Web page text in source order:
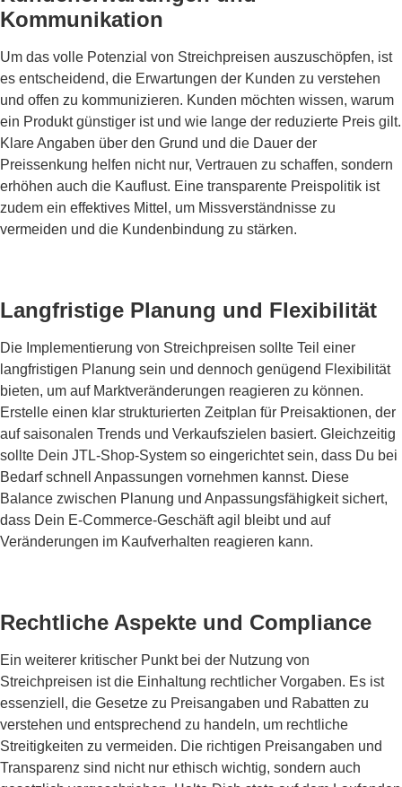
Kommunikation
Um das volle Potenzial von Streichpreisen auszuschöpfen, ist
es entscheidend, die Erwartungen der Kunden zu verstehen
und offen zu kommunizieren. Kunden möchten wissen, warum
ein Produkt günstiger ist und wie lange der reduzierte Preis gilt.
Klare Angaben über den Grund und die Dauer der
Preissenkung helfen nicht nur, Vertrauen zu schaffen, sondern
erhöhen auch die Kauflust. Eine transparente Preispolitik ist
zudem ein effektives Mittel, um Missverständnisse zu
vermeiden und die Kundenbindung zu stärken.
Langfristige Planung und Flexibilität
Die Implementierung von Streichpreisen sollte Teil einer
langfristigen Planung sein und dennoch genügend Flexibilität
bieten, um auf Marktveränderungen reagieren zu können.
Erstelle einen klar strukturierten Zeitplan für Preisaktionen, der
auf saisonalen Trends und Verkaufszielen basiert. Gleichzeitig
sollte Dein JTL-Shop-System so eingerichtet sein, dass Du bei
Bedarf schnell Anpassungen vornehmen kannst. Diese
Balance zwischen Planung und Anpassungsfähigkeit sichert,
dass Dein E-Commerce-Geschäft agil bleibt und auf
Veränderungen im Kaufverhalten reagieren kann.
Rechtliche Aspekte und Compliance
Ein weiterer kritischer Punkt bei der Nutzung von
Streichpreisen ist die Einhaltung rechtlicher Vorgaben. Es ist
essenziell, die Gesetze zu Preisangaben und Rabatten zu
verstehen und entsprechend zu handeln, um rechtliche
Streitigkeiten zu vermeiden. Die richtigen Preisangaben und
Transparenz sind nicht nur ethisch wichtig, sondern auch